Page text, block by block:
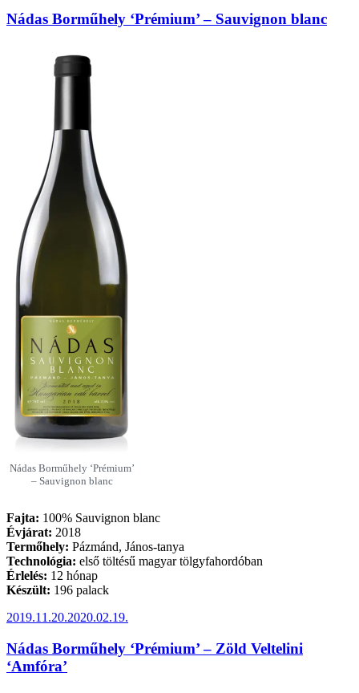
Nádas Borműhely ‘Prémium’ – Sauvignon blanc
Nádas Borműhely ‘Prémium’
– Sauvignon blanc
Fajta: 100% Sauvignon blanc
Évjárat: 2018
Termőhely: Pázmánd, János-tanya
Technológia: első töltésű magyar tölgyfahordóban
Érlelés: 12 hónap
Készült: 196 palack
Beküldve:
2019.11.20.2020.02.19.
Nádas Borműhely ‘Prémium’ – Zöld Veltelini
‘Amfóra’